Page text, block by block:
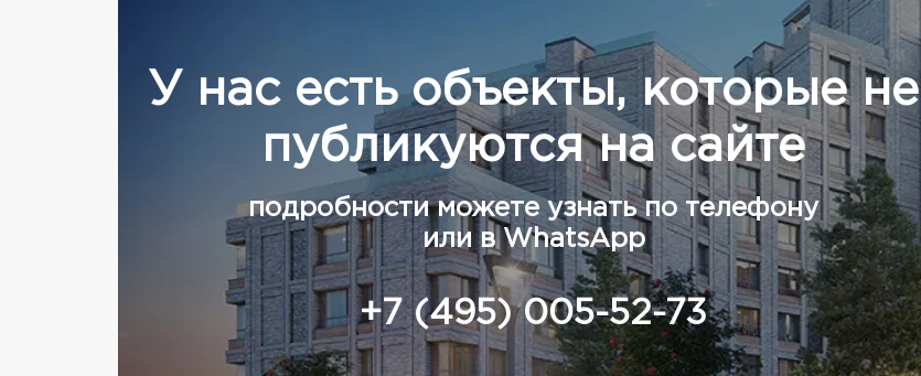
У нас есть объекты, которые не
публикуются на сайте
подробности можете узнать по телефону
или в WhatsApp
+7 (495) 005-52-73